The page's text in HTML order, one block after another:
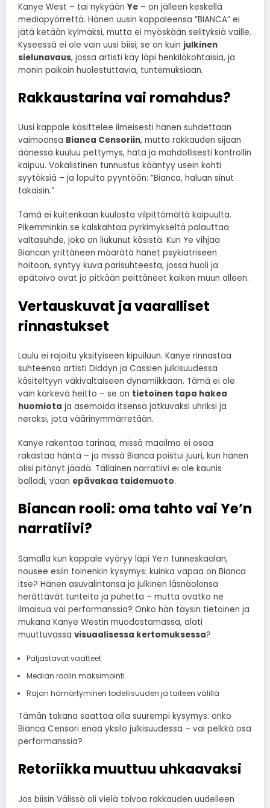
Kanye West – tai nykyään Ye – on jälleen keskellä
mediapyörrettä. Hänen uusin kappaleensa ”BIANCA” ei
jätä ketään kylmäksi, mutta ei myöskään selityksiä vaille.
Kyseessä ei ole vain uusi biisi; se on kuin julkinen
sielunavaus, jossa artisti käy läpi henkilökohtaisia, ja
monin paikoin huolestuttavia, tuntemuksiaan.
Rakkaustarina vai romahdus?
Uusi kappale käsittelee ilmeisesti hänen suhdettaan
vaimoonsa Bianca Censoriin, mutta rakkauden sijaan
äänessä kuuluu pettymys, hätä ja mahdollisesti kontrollin
kaipuu. Vokalistinen tunnustus kääntyy usein kohti
syytöksiä – ja lopulta pyyntöön: ”Bianca, haluan sinut
takaisin.”
Tämä ei kuitenkaan kuulosta vilpittömältä kaipuulta.
Pikemminkin se kalskahtaa pyrkimykseltä palauttaa
valtasuhde, joka on liukunut käsistä. Kun Ye vihjaa
Biancan yrittäneen määrätä hänet psykiatriseen
hoitoon, syntyy kuva parisuhteesta, jossa huoli ja
epätoivo ovat jo pitkään peittäneet kaiken muun alleen.
Vertauskuvat ja vaaralliset
rinnastukset
Laulu ei rajoitu yksityiseen kipuiluun. Kanye rinnastaa
suhteensa artisti Diddyn ja Cassien julkisuudessa
käsiteltyyn väkivaltaiseen dynamiikkaan. Tämä ei ole
vain kärkevä heitto – se on tietoinen tapa hakea
huomiota ja asemoida itsensä jatkuvaksi uhriksi ja
neroksi, jota väärinymmärretään.
Kanye rakentaa tarinaa, missä maailma ei osaa
rakastaa häntä – ja missä Bianca poistui juuri, kun hänen
olisi pitänyt jäädä. Tällainen narratiivi ei ole kaunis
balladi, vaan epävakaa taidemuoto.
Biancan rooli: oma tahto vai Ye’n
narratiivi?
Samalla kun kappale vyöryy läpi Ye:n tunneskaalan,
nousee esiin toinenkin kysymys: kuinka vapaa on Bianca
itse? Hänen asuvalintansa ja julkinen läsnäolonsa
herättävät tunteita ja puhetta – mutta ovatko ne
ilmaisua vai performanssia? Onko hän täysin tietoinen ja
mukana Kanye Westin muodostamassa, alati
muuttuvassa visuaalisessa kertomuksessa?
Paljastavat vaatteet
Median roolin maksimointi
Rajan hämärtyminen todellisuuden ja taiteen välillä
Tämän takana saattaa olla suurempi kysymys: onko
Bianca Censori enää yksilö julkisuudessa – vai pelkkä osa
performanssia?
Retoriikka muuttuu uhkaavaksi
Jos biisin Välissä oli vielä toivoa rakkauden uudelleen